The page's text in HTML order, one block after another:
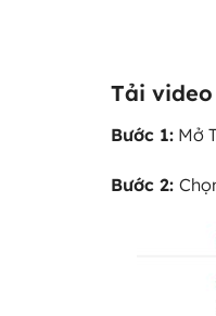
Tải
Bước 1: Mở
Bước 2: